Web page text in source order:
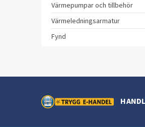
Värmepumpar och tillbehör
Värmeledningsarmatur
Fynd